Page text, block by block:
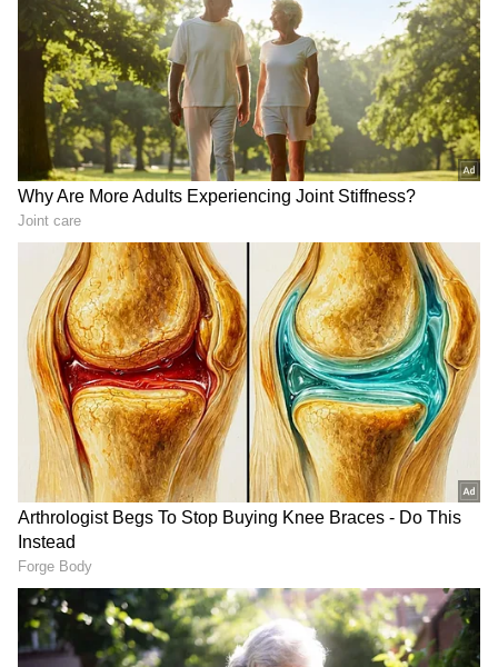
విమానాలు చెల్లుబాటు అయ్యేవిగా పరిగణించబడతాయని
తెలిపారు.
గుజరాత్‌లో వింత ఘటన అలల్లా
ఎగసి పడుతున్న బావి నీళ్లు |
Virparada village | Gujarat
mysterious well
డాలర్లు వస్తాయి కానీ...
అమెరికాలో అందరి బతుకూ ఇదే!
| US vs India Minimum
Wage | Asianet News Telugu
LATEST VIDEOS
చీరను నేసిన సీఎం చంద్రబాబు | CM
Chandrababu Chirala tour | Asianet
Telugu
బంగాళాఖాతంలో అల్పపీడనం...ఇక ఏపీలో
దంచుడే | Asianet News Telugu